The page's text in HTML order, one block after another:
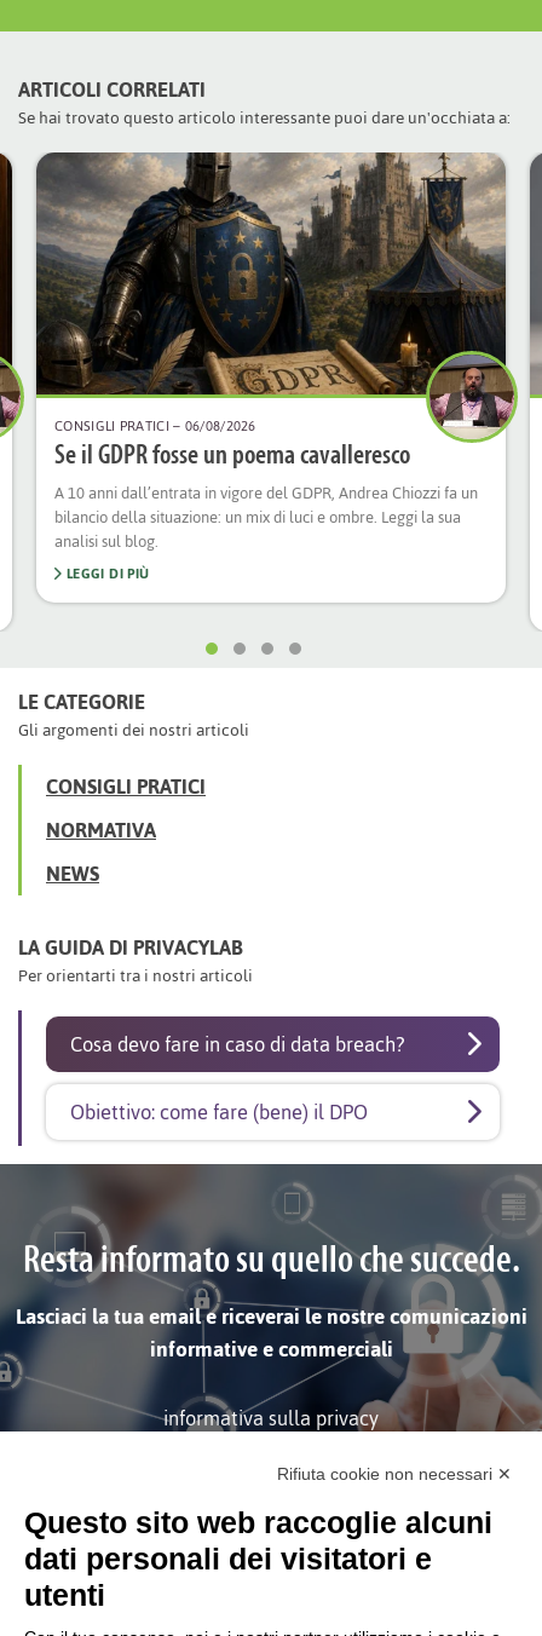
ARTICOLI CORRELATI
Se hai trovato questo articolo interessante puoi dare un'occhiata a:
CONSIGLI PRATICI– 06/08/2026
Se il GDPR fosse un poema cavalleresco
A 10 anni dall’entrata in vigore del GDPR, Andrea Chiozzi fa un
bilancio della situazione: un mix di luci e ombre. Leggi la sua
analisi sul blog.
LEGGI DI PIÙ
LE CATEGORIE
Gli argomenti dei nostri articoli
CONSIGLI PRATICI
NORMATIVA
NEWS
LA GUIDA DI PRIVACYLAB
Per orientarti tra i nostri articoli
Cosa devo fare in caso di data breach?
Obiettivo: come fare (bene) il DPO
Resta informato su quello che succede.
Lasciaci la tua email e riceverai le nostre comunicazioni
informative e commerciali
informativa sulla privacy
ISCRIVITI
Rifiuta cookie non necessari ✕
Questo sito web raccoglie alcuni
dati personali dei visitatori e
utenti